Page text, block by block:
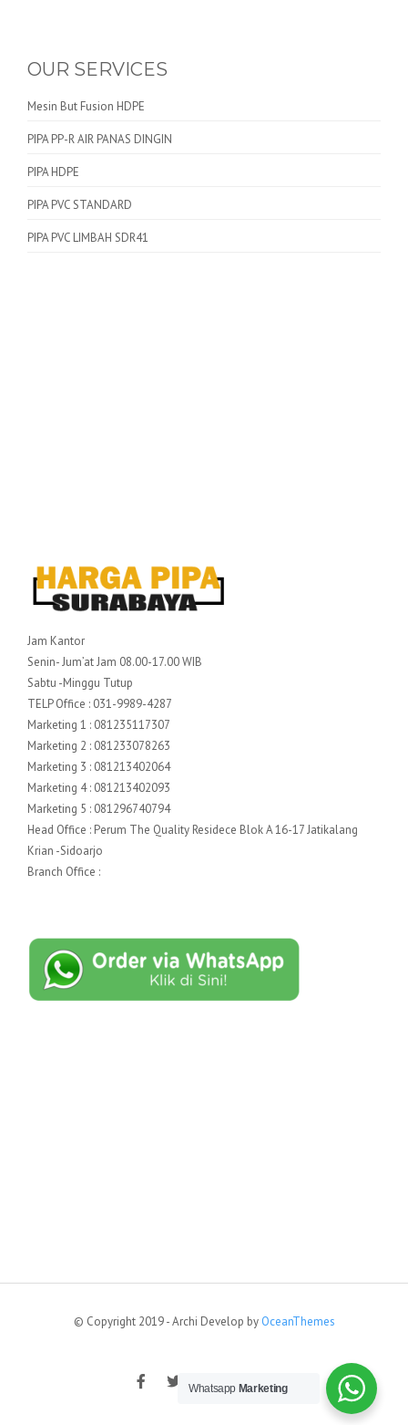
OUR SERVICES
Mesin But Fusion HDPE
PIPA PP-R AIR PANAS DINGIN
PIPA HDPE
PIPA PVC STANDARD
PIPA PVC LIMBAH SDR41
Jam Kantor
Senin- Jum’at Jam 08.00-17.00 WIB
Sabtu -Minggu Tutup
TELP Office : 031-9989-4287
Marketing 1 : 081235117307
Marketing 2 : 081233078263
Marketing 3 : 081213402064
Marketing 4 : 081213402093
Marketing 5 : 081296740794
Head Office : Perum The Quality Residece Blok A 16-17 Jatikalang
Krian -Sidoarjo
Branch Office :
© Copyright 2019 - Archi Develop by OceanThemes
Whatsapp Marketing